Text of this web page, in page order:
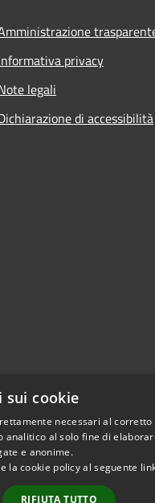
privacy
legali
di accessibilità
sui cookie
necessari al
analitico al solo fine di
e anonime.
la cookie policy al seguente
RIFIUTA TUTTO